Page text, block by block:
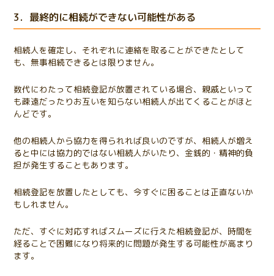
3．最終的に相続ができない可能性がある
相続人を確定し、それぞれに連絡を取ることができたとして
も、無事相続できるとは限りません。
数代にわたって相続登記が放置されている場合、親戚といって
も疎遠だったりお互いを知らない相続人が出てくることがほと
んどです。
他の相続人から協力を得られれば良いのですが、相続人が増え
ると中には協力的ではない相続人がいたり、金銭的・精神的負
担が発生することもあります。
相続登記を放置したとしても、今すぐに困ることは正直ないか
もしれません。
ただ、すぐに対応すればスムーズに行えた相続登記が、時間を
経ることで困難になり将来的に問題が発生する可能性が高まり
ます。